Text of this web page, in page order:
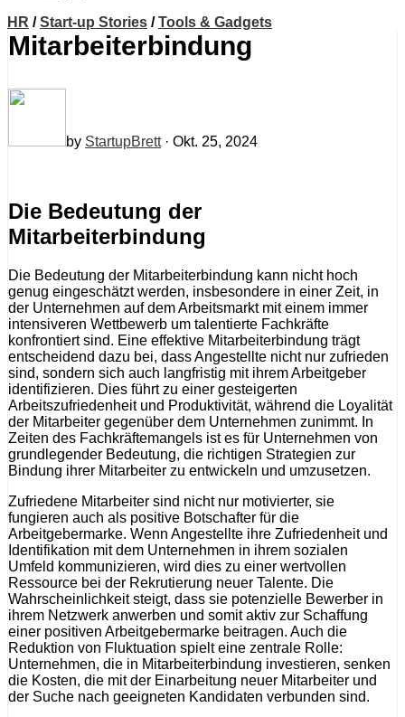
HR / Start-up Stories / Tools & Gadgets
Mitarbeiterbindung
by StartupBrett· Okt. 25, 2024
Die Bedeutung der
Mitarbeiterbindung
Die Bedeutung der Mitarbeiterbindung kann nicht hoch
genug eingeschätzt werden, insbesondere in einer Zeit, in
der Unternehmen auf dem Arbeitsmarkt mit einem immer
intensiveren Wettbewerb um talentierte Fachkräfte
konfrontiert sind. Eine effektive Mitarbeiterbindung trägt
entscheidend dazu bei, dass Angestellte nicht nur zufrieden
sind, sondern sich auch langfristig mit ihrem Arbeitgeber
identifizieren. Dies führt zu einer gesteigerten
Arbeitszufriedenheit und Produktivität, während die Loyalität
der Mitarbeiter gegenüber dem Unternehmen zunimmt. In
Zeiten des Fachkräftemangels ist es für Unternehmen von
grundlegender Bedeutung, die richtigen Strategien zur
Bindung ihrer Mitarbeiter zu entwickeln und umzusetzen.
Zufriedene Mitarbeiter sind nicht nur motivierter, sie
fungieren auch als positive Botschafter für die
Arbeitgebermarke. Wenn Angestellte ihre Zufriedenheit und
Identifikation mit dem Unternehmen in ihrem sozialen
Umfeld kommunizieren, wird dies zu einer wertvollen
Ressource bei der Rekrutierung neuer Talente. Die
Wahrscheinlichkeit steigt, dass sie potenzielle Bewerber in
ihrem Netzwerk anwerben und somit aktiv zur Schaffung
einer positiven Arbeitgebermarke beitragen. Auch die
Reduktion von Fluktuation spielt eine zentrale Rolle:
Unternehmen, die in Mitarbeiterbindung investieren, senken
die Kosten, die mit der Einarbeitung neuer Mitarbeiter und
der Suche nach geeigneten Kandidaten verbunden sind.